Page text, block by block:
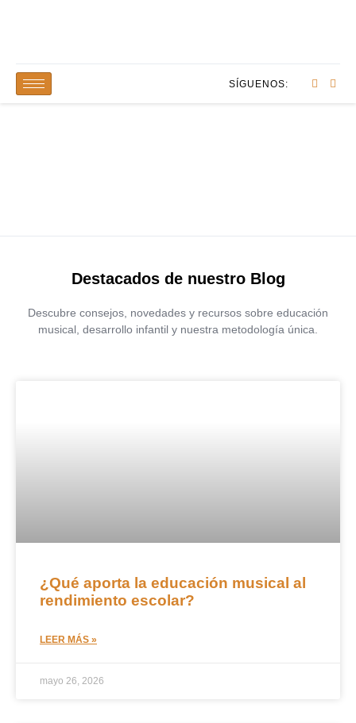
SÍGUENOS:
Destacados de nuestro Blog
Descubre consejos, novedades y recursos sobre educación
musical, desarrollo infantil y nuestra metodología única.
¿Qué aporta la educación musical al
rendimiento escolar?
LEER MÁS »
mayo 26, 2026